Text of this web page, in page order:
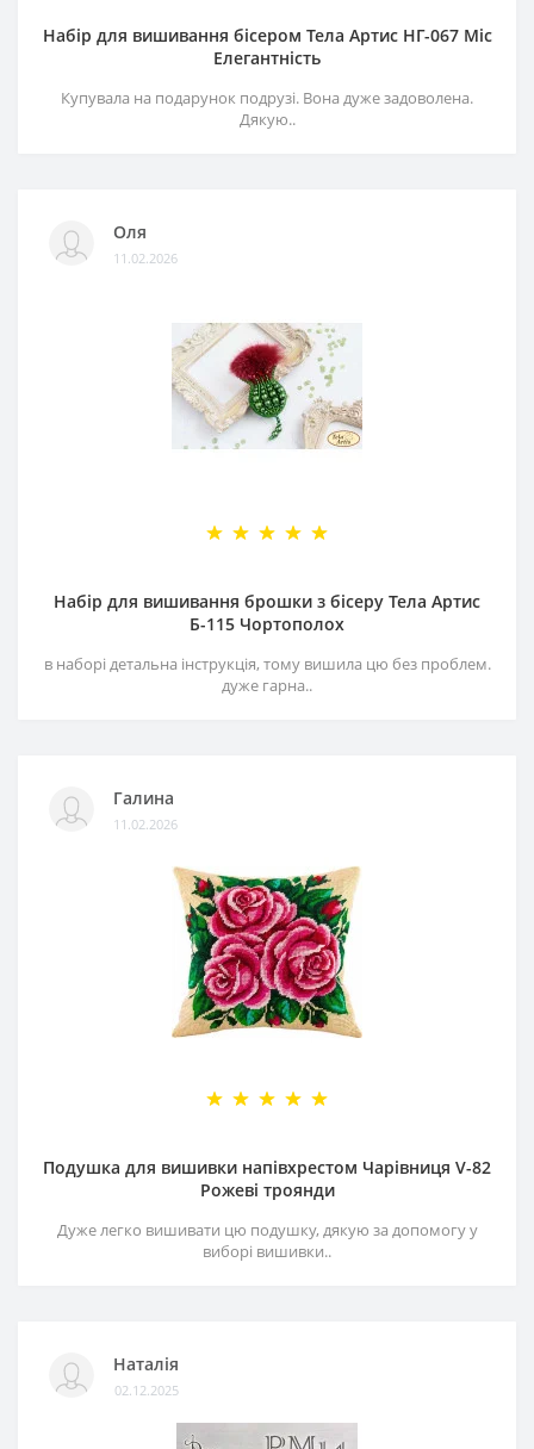
Набір для вишивання бісером Тела Артис НГ-067 Міс
Елегантність
Купувала на подарунок подрузі. Вона дуже задоволена.
Дякую..
Оля
11.02.2026
Набір для вишивання брошки з бісеру Тела Артис
Б-115 Чортополох
в наборі детальна інструкція, тому вишила цю без проблем.
дуже гарна..
Галина
11.02.2026
Подушка для вишивки напівхрестом Чарівниця V-82
Рожеві троянди
Дуже легко вишивати цю подушку, дякую за допомогу у
виборі вишивки..
Наталія
02.12.2025